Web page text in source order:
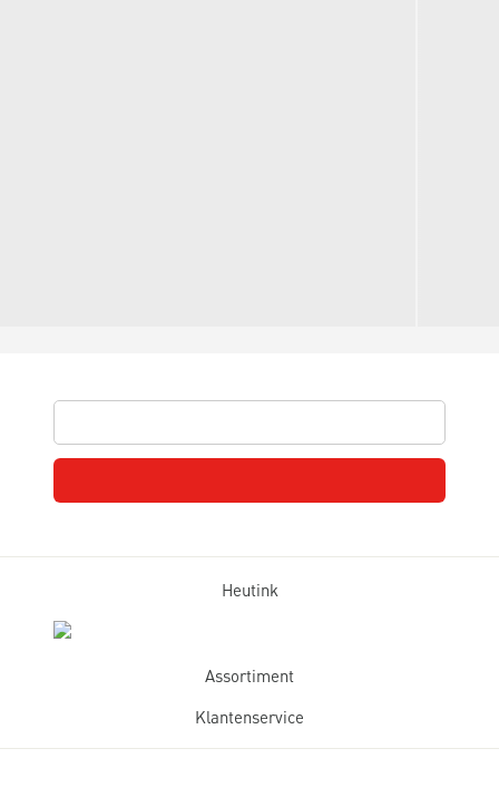
Heutink
Assortiment
Klantenservice